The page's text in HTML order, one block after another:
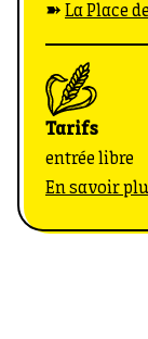
➽ La Place
Tarifs
entrée libre
En savoir